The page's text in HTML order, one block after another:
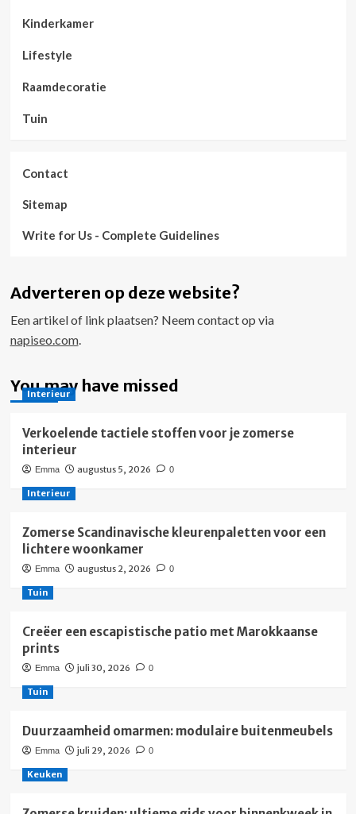
Kinderkamer
Lifestyle
Raamdecoratie
Tuin
Contact
Sitemap
Write for Us - Complete Guidelines
Adverteren op deze website?
Een artikel of link plaatsen? Neem contact op via
napiseo.com.
You may have missed
Interieur
Verkoelende tactiele stoffen voor je zomerse
interieur
Emma augustus 5, 2026 0
Interieur
Zomerse Scandinavische kleurenpaletten voor een
lichtere woonkamer
Emma augustus 2, 2026 0
Tuin
Creëer een escapistische patio met Marokkaanse
prints
Emma juli 30, 2026 0
Tuin
Duurzaamheid omarmen: modulaire buitenmeubels
Emma juli 29, 2026 0
Keuken